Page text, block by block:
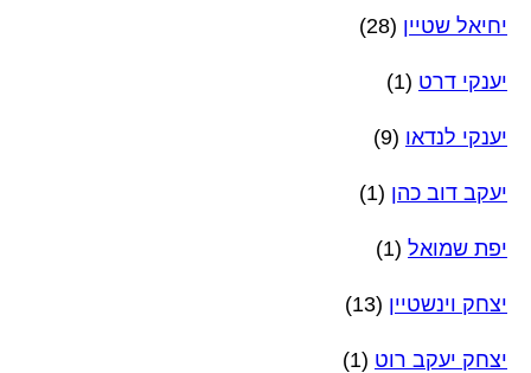
יחיאל שטיין (28)
יענקי דרט (1)
יענקי לנדאו (9)
יעקב דוב כהן (1)
יפת שמואל (1)
יצחק וינשטיין (13)
יצחק יעקב רוט (1)